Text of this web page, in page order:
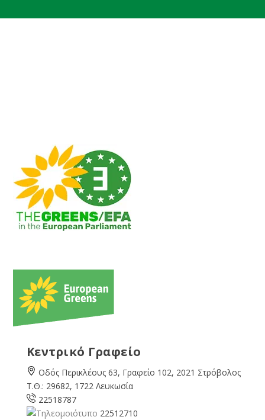
Κεντρικό Γραφείο
Οδός Περικλέους 63, Γραφείο 102, 2021 Στρόβολος
Τ.Θ.: 29682, 1722 Λευκωσία
22518787
22512710